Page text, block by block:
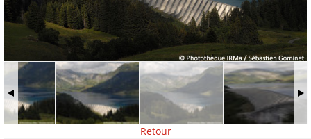
Retour